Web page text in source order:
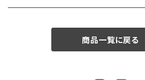
商品一覧に戻る